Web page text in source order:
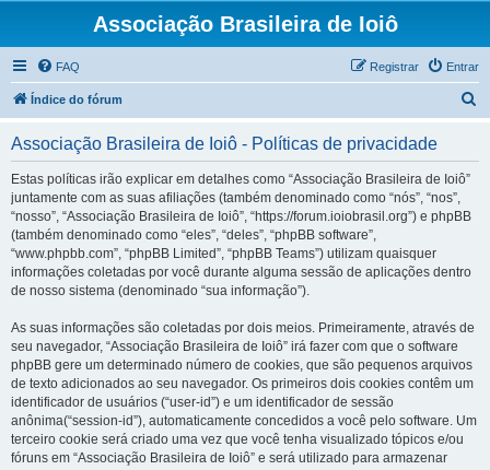
Associação Brasileira de Ioiô
FAQ Entrar
Registrar
Índice do fórum
Associação Brasileira de Ioiô - Políticas de privacidade
Estas políticas irão explicar em detalhes como “Associação Brasileira de Ioiô”
juntamente com as suas afiliações (também denominado como “nós”, “nos”,
“nosso”, “Associação Brasileira de Ioiô”, “https://forum.ioiobrasil.org”) e phpBB
(também denominado como “eles”, “deles”, “phpBB software”,
“www.phpbb.com”, “phpBB Limited”, “phpBB Teams”) utilizam quaisquer
informações coletadas por você durante alguma sessão de aplicações dentro
de nosso sistema (denominado “sua informação”).
As suas informações são coletadas por dois meios. Primeiramente, através de
seu navegador, “Associação Brasileira de Ioiô” irá fazer com que o software
phpBB gere um determinado número de cookies, que são pequenos arquivos
de texto adicionados ao seu navegador. Os primeiros dois cookies contêm um
identificador de usuários (“user-id”) e um identificador de sessão
anônima(“session-id”), automaticamente concedidos a você pelo software. Um
terceiro cookie será criado uma vez que você tenha visualizado tópicos e/ou
fóruns em “Associação Brasileira de Ioiô” e será utilizado para armazenar